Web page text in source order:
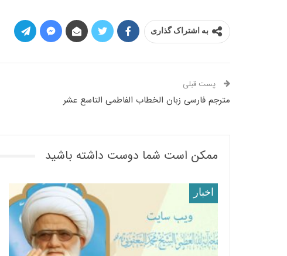
به اشتراک گذاری
پست قبلی
مترجم فارسی زبان الخطاب الفاطمی التاسع عشر
ممکن است شما دوست داشته باشید
اخبار